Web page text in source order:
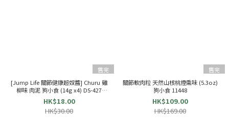
售完
[Jump Life 關節健康超奴醬] Churu 雞
柳味 肉泥 狗小食 (14g x4) DS-427
INABA
HK$18.00
HK$30.00
售完
關節軟肉粒 天然山核桃煙熏味 (5.3oz)
狗小食 11448
HK$109.00
HK$169.00